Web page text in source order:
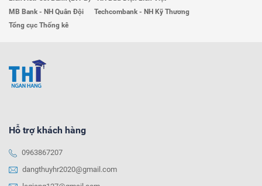
MB Bank - NH Quân Đội
Techcombank - NH Kỹ Thương
Tổng cục Thống kê
Hỗ trợ khách hàng
0963867207
dangthuyhr2020@gmail.com